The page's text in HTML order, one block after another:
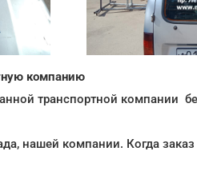
компанию
транспортной компании
нашей компании. Когда